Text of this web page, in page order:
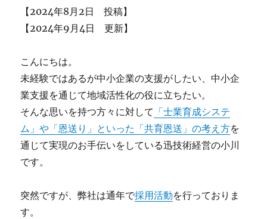
【2024年8月2日 投稿】
【2024年9月4日 更新】
こんにちは。
未経験ではあるが中小企業の支援がしたい、中小企
業支援を通じて地域活性化の役に立ちたい。
そんな思いを持つ方々に対して 「士業育成システ
ム」や「恩送り」といった「共育恩送」の考え方を
通じて実現のお手伝いをしている迅技術経営の小川
です。
突然ですが、弊社は通年で採用活動を行っておりま
す。